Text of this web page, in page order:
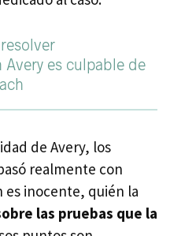
es culpable de
de Avery, los
realmente con
es inocente, quién la
las pruebas que la